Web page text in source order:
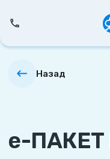
Назад
е-ПАКЕТ